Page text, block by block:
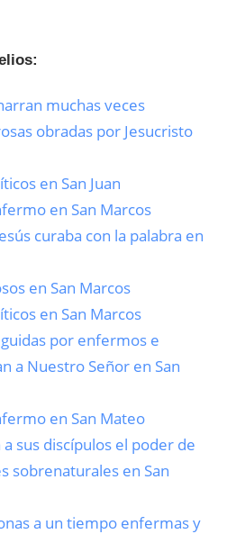
muchas veces
obradas por Jesucristo
en San Juan
en San Marcos
curaba con la palabra en
en San Marcos
en San Marcos
por enfermos e
a Nuestro Señor en San
en San Mateo
sus discípulos el poder de
sobrenaturales en San
a un tiempo enfermas y